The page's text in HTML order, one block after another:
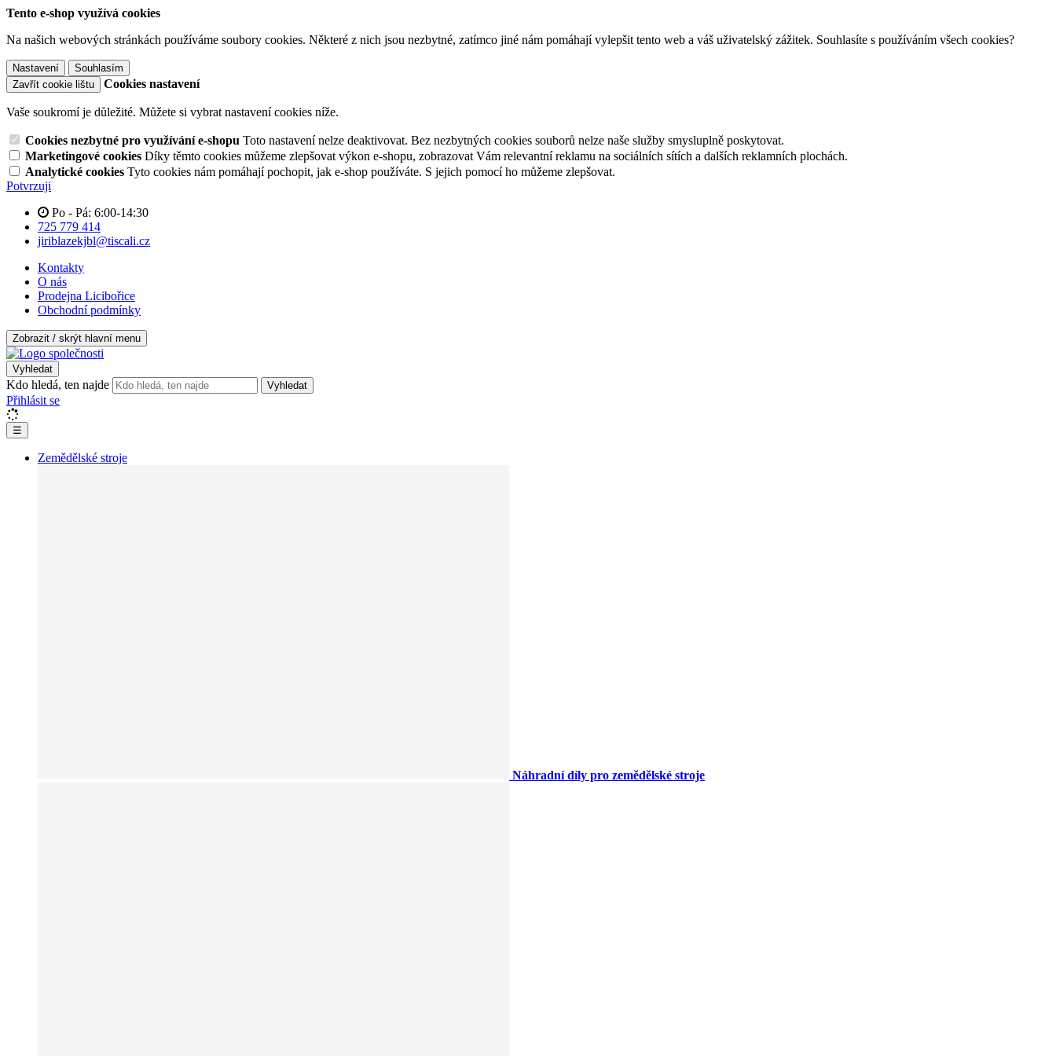
Tento e-shop využívá cookies
Na našich webových stránkách používáme soubory cookies. Některé z nich jsou nezbytné, zatímco jiné nám pomáhají vylepšit tento web a váš uživatelský zážitek. Souhlasíte s používáním všech cookies?
Nastavení
Souhlasím
Zavřít cookie lištu
Cookies nastavení
Vaše soukromí je důležité. Můžete si vybrat nastavení cookies níže.
Cookies nezbytné pro využívání e-shopu Toto nastavení nelze deaktivovat. Bez nezbytných cookies souborů nelze naše služby smysluplně poskytovat.
Marketingové cookies Díky těmto cookies můžeme zlepšovat výkon e-shopu, zobrazovat Vám relevantní reklamu na sociálních sítích a dalších reklamních plochách.
Analytické cookies Tyto cookies nám pomáhají pochopit, jak e-shop používáte. S jejich pomocí ho můžeme zlepšovat.
Potvrzuji
Po - Pá: 6:00-14:30
725 779 414
jiriblazekjbl@tiscali.cz
Kontakty
O nás
Prodejna Licibořice
Obchodní podmínky
Zobrazit / skrýt hlavní menu
Vyhledat
Kdo hledá, ten najde Vyhledat
Přihlásit se
☰
Zemědělské stroje
Náhradní díly pro zemědělské stroje